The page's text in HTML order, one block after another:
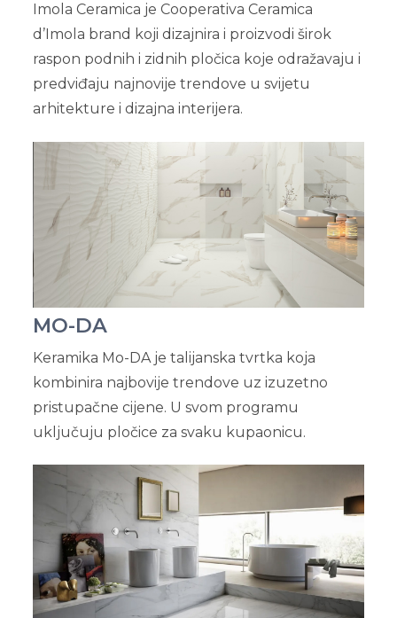
Imola Ceramica je Cooperativa Ceramica
d’Imola brand koji dizajnira i proizvodi širok
raspon podnih i zidnih pločica koje odražavaju i
predviđaju najnovije trendove u svijetu
arhitekture i dizajna interijera.
MO-DA
Keramika Mo-DA je talijanska tvrtka koja
kombinira najbovije trendove uz izuzetno
pristupačne cijene. U svom programu
uključuju pločice za svaku kupaonicu.